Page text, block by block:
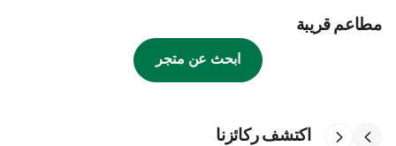
مطاعم قريبة
ابحث عن متجر
اكتشف ركائزنا